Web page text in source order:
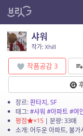
샤워
작가: Xhill
작품공감 3
장르:판타지,SF
태그:#샤워 #아파트#여
평점
×15| 분량: 33매